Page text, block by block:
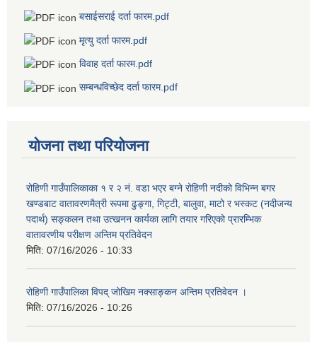
बसाईसराई दर्ता फारम.pdf
मृत्यु दर्ता फारम.pdf
विवाह दर्ता फारम.pdf
सम्बन्धविच्छेद दर्ता फारम.pdf
योजना तथा परियोजना
रोहिणी गाउँपालिकाका १ र २ नं. वडा भएर बग्ने रोहिणी नदीको विभिन्न बगर
खण्डबाट वातावरणमैत्री रूपमा ढुङ्गा, गिट्टी, बालुवा, माटो र भस्कट (नदीजन्य
पदार्थ) सङ्कलन तथा उत्खनन कार्यका लागि तयार गरिएको प्रारम्भिक
वातावरणीय परीक्षण अन्तिम प्रतिवेदन
मिति: 07/16/2026 - 10:33
रोहिणी गाउँपालिका विपद् जोखिम नक्साङ्कन अन्तिम प्रतिवेदन ।
मिति: 07/16/2026 - 10:26